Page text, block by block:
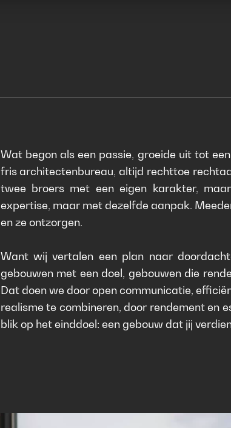
Wat begon als een passie, groeide uit tot
fris architectenbureau, altijd rechttoe
twee broers met een eigen karakter,
expertise, maar met dezelfde aanpak.
en ze ontzorgen.
Want wij vertalen een plan naar
gebouwen met een doel, gebouwen die
Dat doen we door open communicatie,
realisme te combineren, door rendement en
blik op het einddoel: een gebouw dat jij